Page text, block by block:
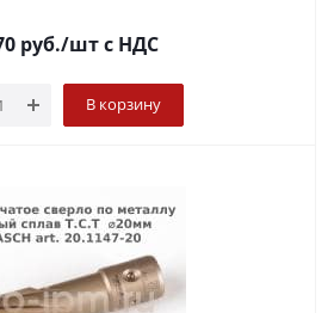
руб./штс НДС
В корзину